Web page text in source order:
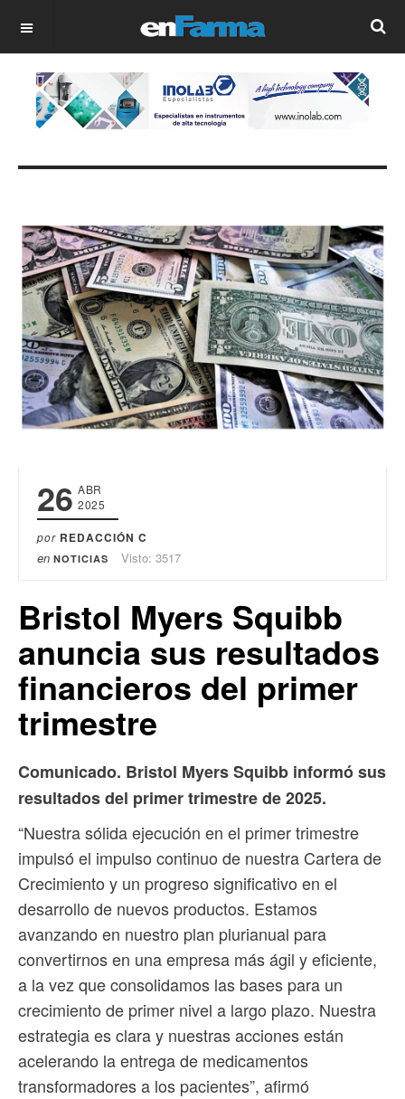
OFF CANVAS
26 ABR
2025
por REDACCIÓN C
en NOTICIAS Visto: 3517
Bristol Myers Squibb
anuncia sus resultados
financieros del primer
trimestre
Comunicado. Bristol Myers Squibb informó sus
resultados del primer trimestre de 2025.
“Nuestra sólida ejecución en el primer trimestre
impulsó el impulso continuo de nuestra Cartera de
Crecimiento y un progreso significativo en el
desarrollo de nuevos productos. Estamos
avanzando en nuestro plan plurianual para
convertirnos en una empresa más ágil y eficiente,
a la vez que consolidamos las bases para un
crecimiento de primer nivel a largo plazo. Nuestra
estrategia es clara y nuestras acciones están
acelerando la entrega de medicamentos
transformadores a los pacientes”, afirmó